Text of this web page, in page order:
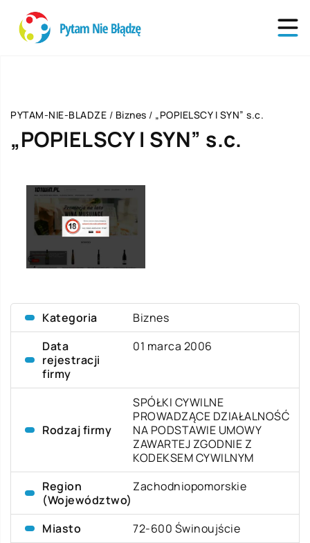
PYTAM-NIE-BLADZE / Biznes / „POPIELSCY I SYN” s.c.
„POPIELSCY I SYN” s.c.
Kategoria
Biznes
Data
rejestracji
firmy
01 marca 2006
Rodzaj firmy
SPÓŁKI CYWILNE
PROWADZĄCE DZIAŁALNOŚĆ
NA PODSTAWIE UMOWY
ZAWARTEJ ZGODNIE Z
KODEKSEM CYWILNYM
Region
(Województwo)
Zachodniopomorskie
Miasto
72-600 Świnoujście